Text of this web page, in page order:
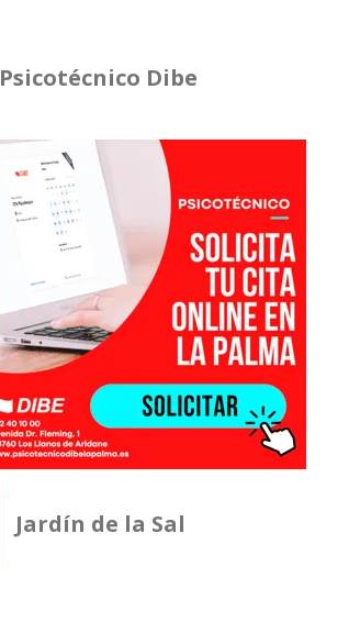
Psicotécnico Dibe
Jardín de la Sal